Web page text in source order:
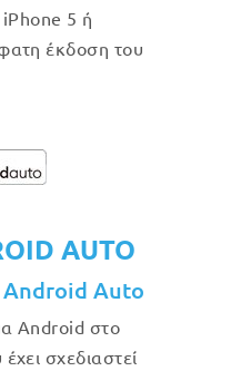
iPhone 5 ή
έκδοση του
AUTO
Auto
Android στο
σχεδιαστεί